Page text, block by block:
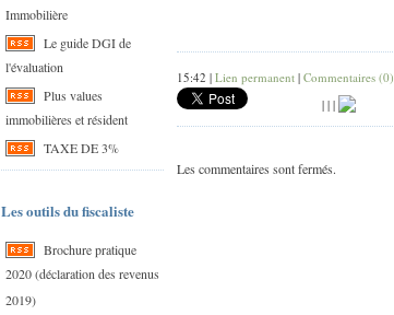
Immobilière
Le guide DGI de
l'évaluation
Plus values
immobilières et résident
TAXE DE 3%
Les outils du fiscaliste
Brochure pratique
2020 (déclaration des revenus
2019)
15:42 | Lien permanent | Commentaires (0)
| | |
Les commentaires sont fermés.